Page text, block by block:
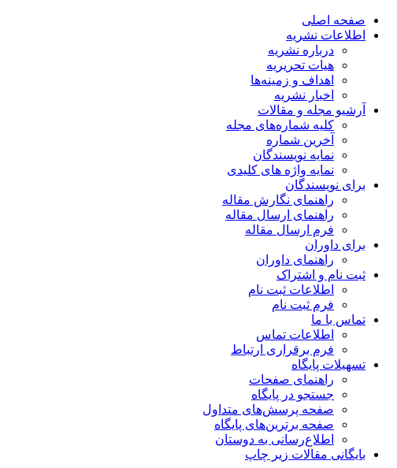
صفحه اصلی
اطلاعات نشریه
درباره نشریه
هیات تحریریه
اهداف و زمینه‌ها
اخبار نشریه
آرشیو مجله و مقالات
کلیه شماره‌های مجله
آخرین شماره
نمایه نویسندگان
نمایه واژه های کلیدی
برای نویسندگان
راهنمای نگارش مقاله
راهنمای ارسال مقاله
فرم ارسال مقاله
برای داوران
راهنمای داوران
ثبت نام و اشتراک
اطلاعات ثبت نام
فرم ثبت نام
تماس با ما
اطلاعات تماس
فرم برقراری ارتباط
تسهیلات پایگاه
راهنمای صفحات
جستجو در پایگاه
صفحه پرسش‌های متداول
صفحه برترین‌های پایگاه
اطلاع‌رسانی به دوستان
بایگانی مقالات زیر چاپ